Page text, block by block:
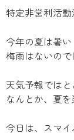
特定非営利活動
今年の夏は暑
梅雨はないの
天気予報では
なんとか、夏を
今日は、スマイ